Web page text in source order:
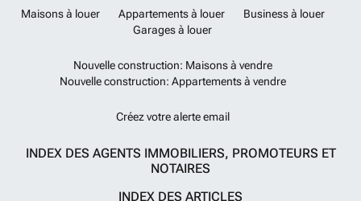
Maisons à louer Appartements à louer
Business à louer
Garages à louer
Nouvelle construction: Maisons à vendre
Nouvelle construction: Appartements à vendre
Créez votre alerte email
INDEX DES AGENTS IMMOBILIERS, PROMOTEURS ET
NOTAIRES
INDEX DES ARTICLES